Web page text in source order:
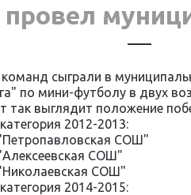
провел
команд сыграли в
по мини-футболу в двух
так выглядит положение
категория 2012-2013:
СОШ"
СОШ"
СОШ"
категория 2014-2015: